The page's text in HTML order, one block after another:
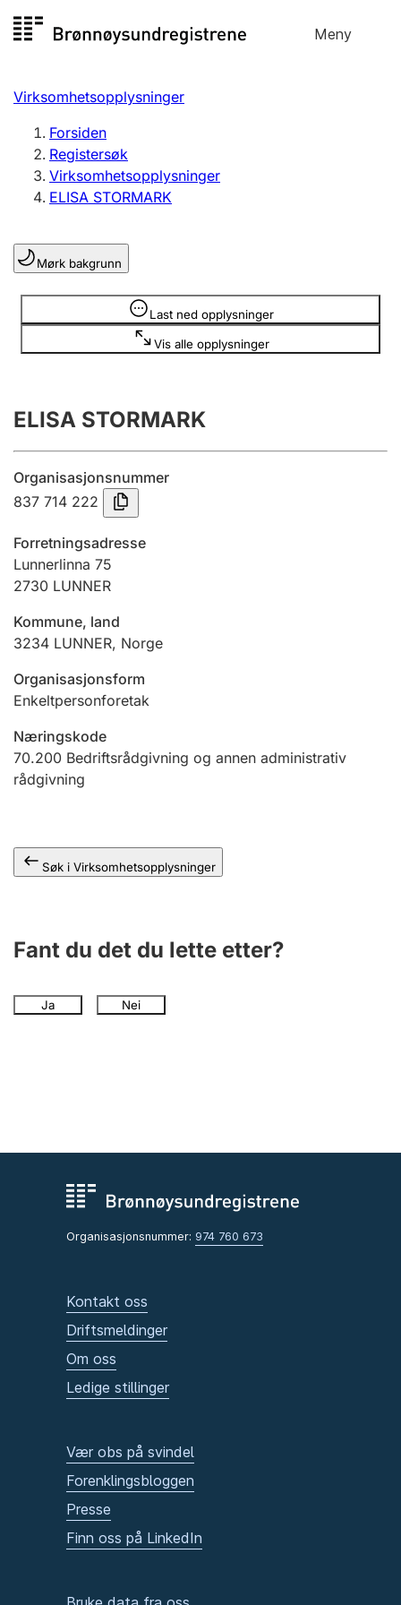
til
Meny
Registersøk
Aksjeselskap
Enkeltpersonforetak
Registrere, endre, slette
Lag og forening
Registrere, endre, slette
Årsregnskap
Innsending og forsinkelsesgebyr
Tinglysing
Jeger
Ektepaktveileder
Offentlig sektor
Virksomhetsopplysninger
Forsiden
Registersøk
Virksomhetsopplysninger
ELISA STORMARK
Mørk bakgrunn
Last ned opplysninger
Vis alle opplysninger
Opplysninger er skjult
ELISA STORMARK
Organisasjonsnummer
837 714 222
Forretningsadresse
Lunnerlinna 75
2730 LUNNER
Kommune, land
3234 LUNNER, Norge
Organisasjonsform
Enkeltpersonforetak
Næringskode
70.200 Bedriftsrådgivning og annen administrativ
rådgivning
Søk i Virksomhetsopplysninger
Fant du det du lette etter?
Ja Nei
Organisasjonsnummer: 974 760 673
Kontakt oss
Driftsmeldinger
Om oss
Ledige stillinger
Vær obs på svindel
Forenklingsbloggen
Presse
Finn oss på LinkedIn